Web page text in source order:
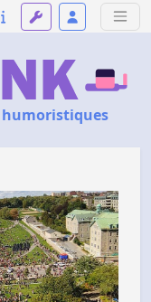
humoristiques